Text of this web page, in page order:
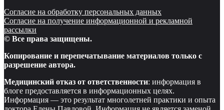
Согласие на обработку персональных данных
Согласие на получение информационной и рекламной
рассылки
© Все права защищены.
Копирование и перепечатывание материалов только с
разрешение автора.
Медицинский отказ от ответственности: информация в
блоге предоставляется в информационных целях.
Информация — это результат многолетней практики и опыта